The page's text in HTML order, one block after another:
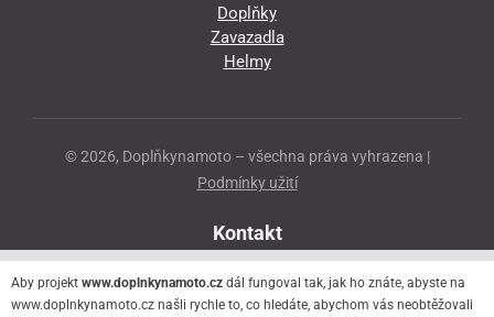
Doplňky
Zavazadla
Helmy
© 2026, Doplňkynamoto – všechna práva vyhrazena |
Podmínky užití
Kontakt
Přeloučská 86
530 06 Pardubice - Staré Čivice
Aby projekt www.doplnkynamoto.cz dál fungoval tak, jak ho znáte, abyste na
www.doplnkynamoto.cz našli rychle to, co hledáte, abychom vás neobtěžovali